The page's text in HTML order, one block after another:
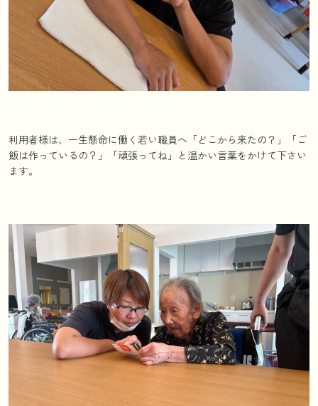
利用者様は、一生懸命に働く若い職員へ「どこから来たの？」「ご
飯は作っているの？」「頑張ってね」と温かい言葉をかけて下さい
ます。